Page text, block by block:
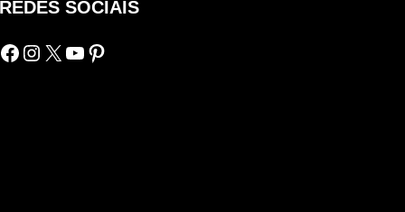
REDES SOCIAIS
Facebook
Instagram
X Youtube
Pinterest